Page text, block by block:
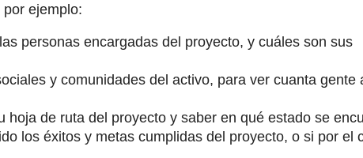
ejemplo:
personas encargadas del proyecto, y cuáles son sus
y comunidades del activo, para ver cuanta gente
hoja de ruta del proyecto y saber en qué estado se
los éxitos y metas cumplidas del proyecto, o si por el